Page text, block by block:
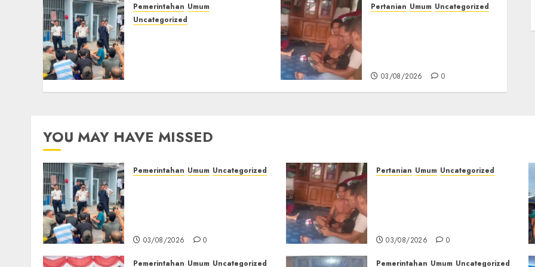
Pemerintahan Umum
Uncategorized
Pertanian Umum Uncategorized
03/08/2026 0
YOU MAY HAVE MISSED
Pemerintahan Umum Uncategorized
03/08/2026 0
Pertanian Umum Uncategorized
03/08/2026 0
Pemerintahan Umum Uncategorized Pemerintahan Umum Uncategorized